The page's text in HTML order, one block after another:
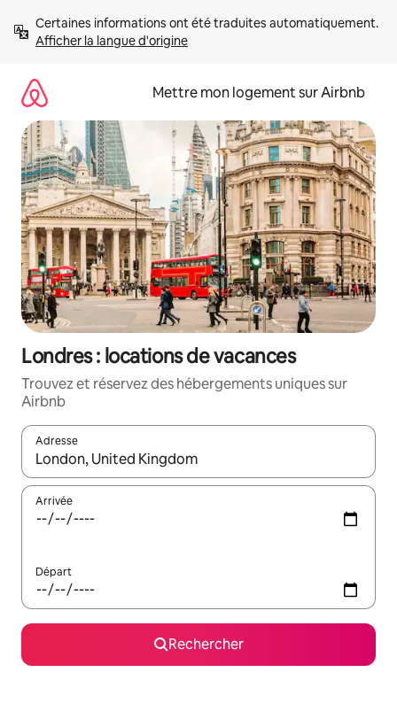
directement
Afficher la langue d'origine
Mettre mon logement sur Airbnb
Londres : locations de vacances
Trouvez et réservez des hébergements uniques sur
Airbnb
Adresse
Lorsque les résultats s'affichent, utilisez les flèches vers le
Arrivée
Départ
Rechercher